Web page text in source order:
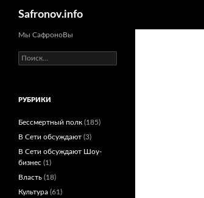
Safronov.info
Мы СафроноВы
Найти:
РУБРИКИ
Бессмертный полк (185)
В Сети обсуждают (3)
В Сети обсуждают Шоу-
бизнес (1)
Власть (18)
Культура (61)